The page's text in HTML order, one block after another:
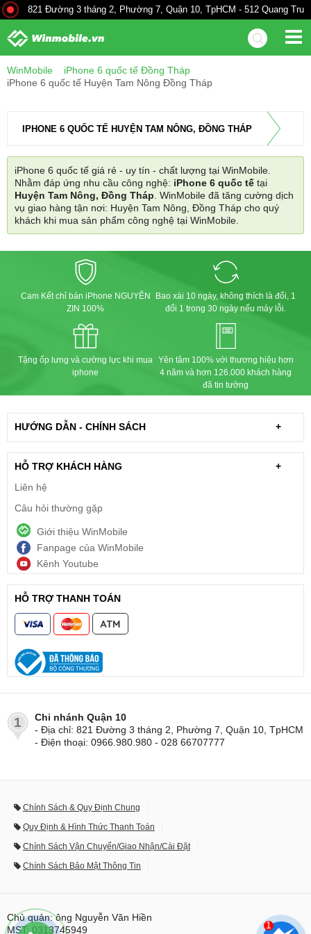
821 Đường 3 tháng 2, Phường 7, Quận 10, TpHCM - 512 Quang
WinMobile
iPhone 6 quốc tế Đồng Tháp
iPhone 6 quốc tế Huyện Tam Nông Đồng Tháp
IPHONE 6 QUỐC TẾ HUYỆN TAM NÔNG, ĐỒNG THÁP
iPhone 6 quốc tế giá rẻ - uy tín - chất lượng tại WinMobile.
Nhằm đáp ứng nhu cầu công nghệ: iPhone 6 quốc tế tại
Huyện Tam Nông, Đồng Tháp. WinMobile đã tăng cường dịch
vụ giao hàng tận nơi: Huyện Tam Nông, Đồng Tháp cho quý
khách khi mua sản phẩm công nghệ tại WinMobile.
Cam Kết chỉ bán iPhone NGUYÊN
ZIN 100%
Bao xài 10 ngày, không thích là đổi, 1
đổi 1 trong 30 ngày nếu máy lỗi.
Tặng ốp lưng và cường lực khi mua
iphone
Yên tâm 100% với thương hiệu hơn
4 năm và hơn 126.000 khách hàng
đã tin tưởng
HƯỚNG DẪN - CHÍNH SÁCH +
HỖ TRỢ KHÁCH HÀNG
+
Liên hệ
Câu hỏi thường gặp
Giới thiệu WinMobile
Fanpage của WinMobile
Kênh Youtube
HỖ TRỢ THANH TOÁN
1
Chi nhánh Quận 10
- Địa chỉ: 821 Đường 3 tháng 2, Phường 7, Quận 10, TpHCM
- Điện thoại: 0966.980.980 - 028 66707777
Chính Sách & Quy Định Chung
Quy Định & Hình Thức Thanh Toán
Chính Sách Vận Chuyển/Giao Nhận/Cài Đặt
Chính Sách Bảo Mật Thông Tin
Chủ quản: ông Nguyễn Văn Hiền
MST: 0313745949
1